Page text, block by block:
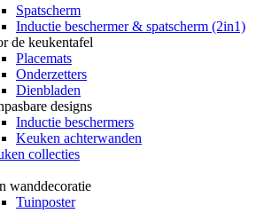
Spatscherm
Inductie beschermer & spatscherm (2in1)
de keukentafel
Placemats
Onderzetters
Dienbladen
designs
Inductie beschermers
Keuken achterwanden
collecties
wanddecoratie
Tuinposter